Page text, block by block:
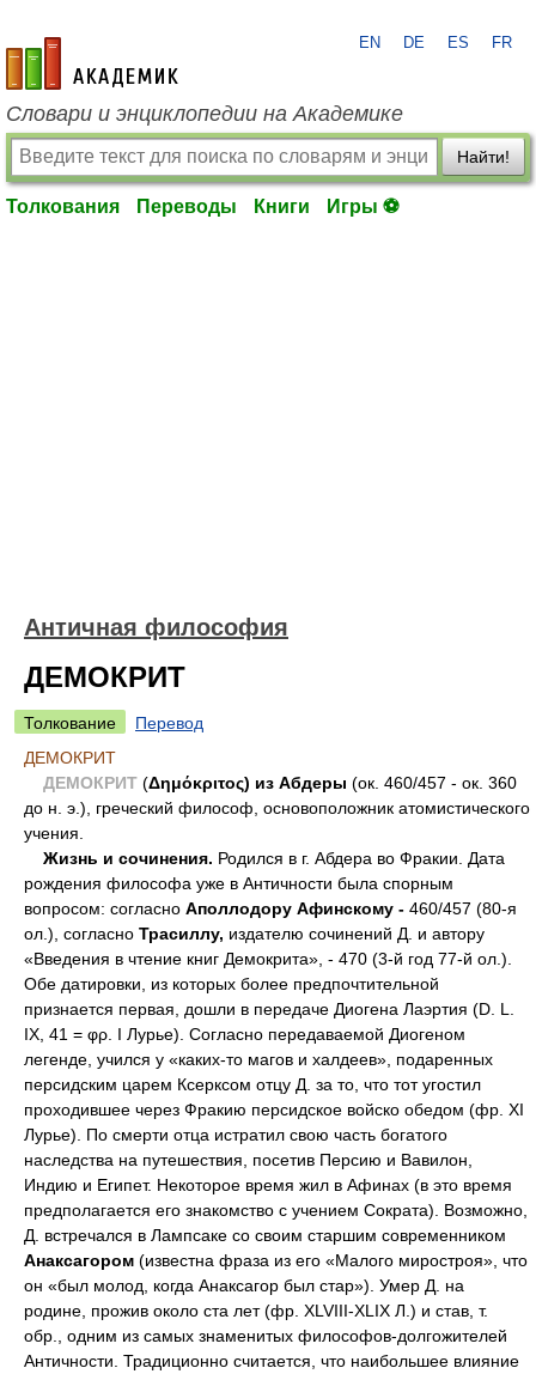
academic.ru
EN DE ES FR
Словари и энциклопедии на Академике
Найти!
Толкования Переводы Книги Игры ⚽
Античная философия
ДЕМОКРИТ
Толкование
Перевод
ДЕМОКРИТ
ДЕМОКРИТ (Δημόκριτος) из Абдеры (ок. 460/457 - ок. 360
до н. э.), греческий философ, основоположник атомистического
учения.
Жизнь и сочинения. Родился в г. Абдера во Фракии. Дата
рождения философа уже в Античности была спорным
вопросом: согласно Аполлодору Афинскому - 460/457 (80-я
ол.), согласно Трасиллу, издателю сочинений Д. и автору
«Введения в чтение книг Демокрита», - 470 (3-й год 77-й ол.).
Обе датировки, из которых более предпочтительной
признается первая, дошли в передаче Диогена Лаэртия (D. L.
IX, 41 = φρ. Ι Лурье). Согласно передаваемой Диогеном
легенде, учился у «каких-то магов и халдеев», подаренных
персидским царем Ксерксом отцу Д. за то, что тот угостил
проходившее через Фракию персидское войско обедом (фр. XI
Лурье). По смерти отца истратил свою часть богатого
наследства на путешествия, посетив Персию и Вавилон,
Индию и Египет. Некоторое время жил в Афинах (в это время
предполагается его знакомство с учением Сократа). Возможно,
Д. встречался в Лампсаке со своим старшим современником
Анаксагором (известна фраза из его «Малого миростроя», что
он «был молод, когда Анаксагор был стар»). Умер Д. на
родине, прожив около ста лет (фр. XLVIII-XLIX Л.) и став, т.
обр., одним из самых знаменитых философов-долгожителей
Античности. Традиционно считается, что наибольшее влияние